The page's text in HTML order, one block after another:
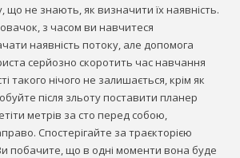
що не знають, як визначити їх наявність.
з часом ви навчитеся
наявність потоку, але допомога
серйозно скоротить час навчання
такого нічого не залишається, крім як
після зльоту поставити планер
метрів за сто перед собою,
Спостерігайте за траєкторією
побачите, що в одні моменти вона буде